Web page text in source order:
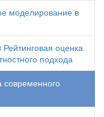
моделирование в
Рейтинговая оценка
подхода
современного